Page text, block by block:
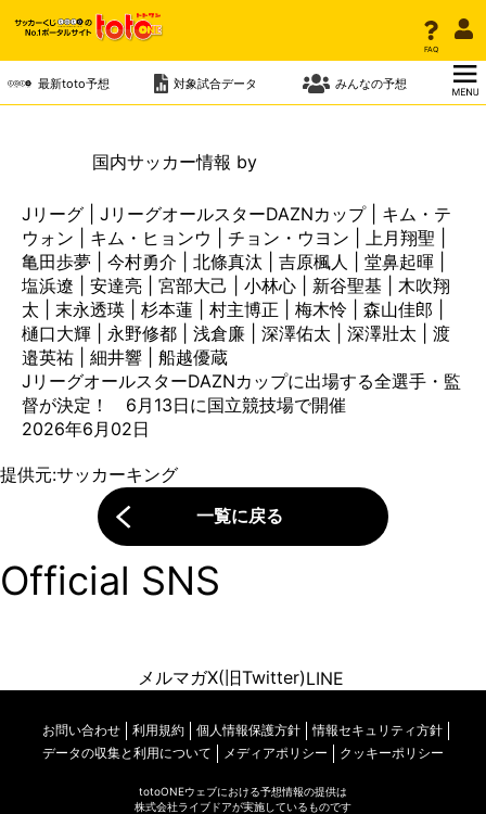
FAQ
最新toto予想 対象試合データ みんなの予想
トップ
ニュース一覧
ニュース
国内サッカー情報 by
Jリーグ | JリーグオールスターDAZNカップ | キム・テ
ウォン | キム・ヒョンウ | チョン・ウヨン | 上月翔聖 |
亀田歩夢 | 今村勇介 | 北條真汰 | 吉原楓人 | 堂鼻起暉 |
塩浜遼 | 安達亮 | 宮部大己 | 小林心 | 新谷聖基 | 木吹翔
太 | 末永透瑛 | 杉本蓮 | 村主博正 | 梅木怜 | 森山佳郎 |
樋口大輝 | 永野修都 | 浅倉廉 | 深澤佑太 | 深澤壯太 | 渡
邉英祐 | 細井響 | 船越優蔵
JリーグオールスターDAZNカップに出場する全選手・監
督が決定！ 6月13日に国立競技場で開催
2026年6月02日
提供元:サッカーキング
一覧に戻る
Official SNS
メルマガX(旧Twitter)LINE
お問い合わせ 利用規約 個人情報保護方針
情報セキュリティ方針
データの収集と利用について
メディアポリシー クッキーポリシー
totoONEウェブにおける予想情報の提供は
株式会社ライブドアが実施しているものです
FAQ
最新toto予想 対象試合データ みんなの予想